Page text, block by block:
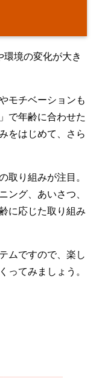
境の変化が大き
モチベーションも
で年齢に合わせた
をはじめて、さら
取り組みが注目。
ング、あいさつ、
に応じた取り組み
ムですので、楽し
ってみましょう。